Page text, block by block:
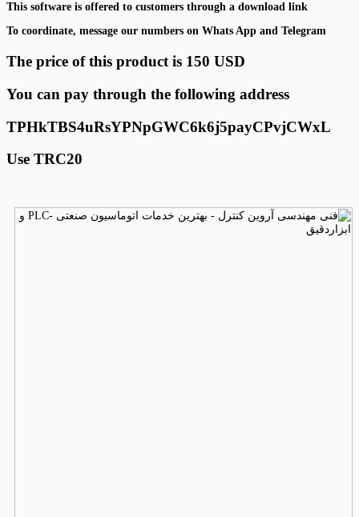
This software is offered to customers through a download link
To coordinate, message our numbers on Whats App and Telegram
The price of this product is 150 USD
You can pay through the following address
TPHkTBS4uRsYPNpGWC6k6j5payCPvjCWxL
Use TRC20